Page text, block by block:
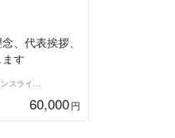
、代表挨拶、
す
60,000円